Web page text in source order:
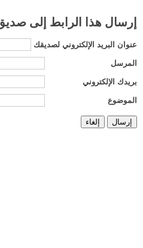
إرسال هذا الرابط إلى
عنوان البريد الإلكتروني لصديقك
المرسل
بريدك الإلكتروني
الموضوع
إرسال إلغاء